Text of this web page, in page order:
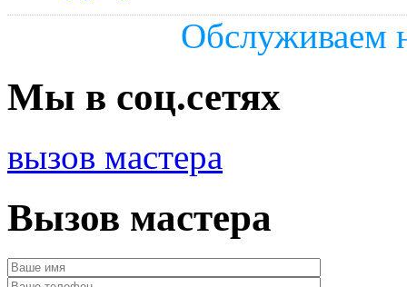
Обслуживаем
Мы в соц.сетях
вызов мастера
Вызов мастера